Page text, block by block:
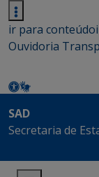
ir para conteúdo
Ouvidoria
SAD
Secretaria de